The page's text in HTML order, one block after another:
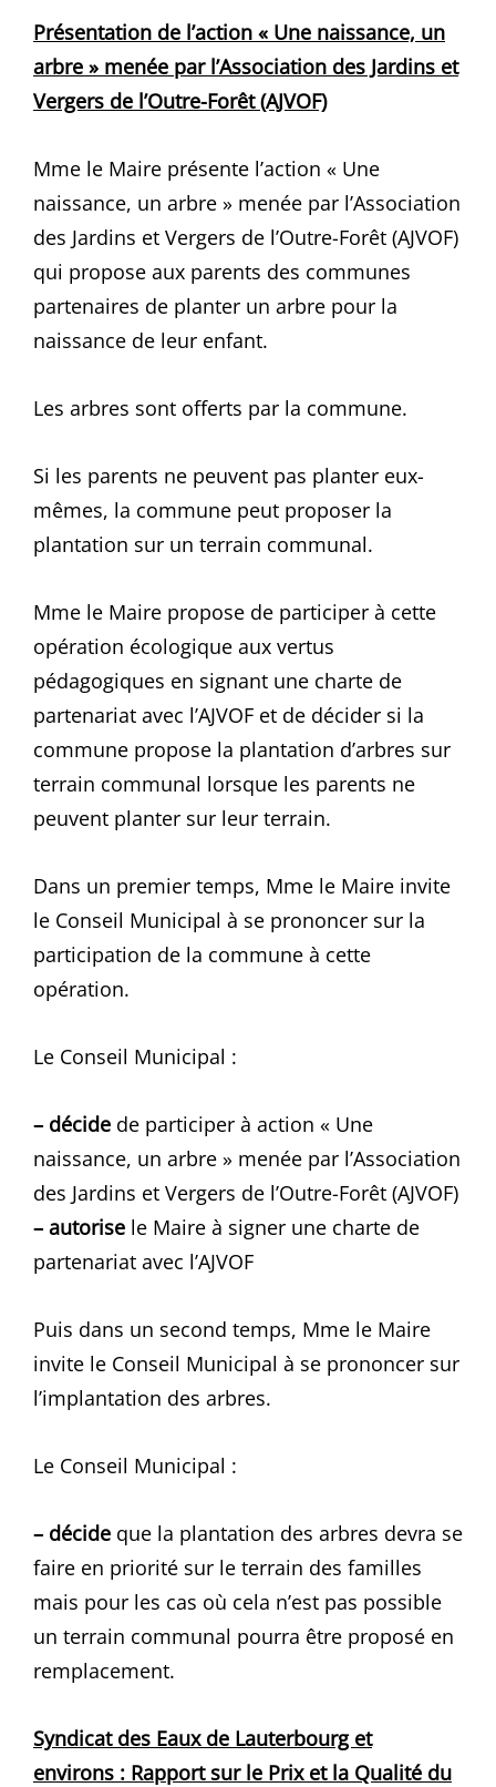
Présentation de l’action « Une naissance, un
arbre » menée par l’Association des Jardins et
Vergers de l’Outre-Forêt (AJVOF)
Mme le Maire présente l’action « Une
naissance, un arbre » menée par l’Association
des Jardins et Vergers de l’Outre-Forêt (AJVOF)
qui propose aux parents des communes
partenaires de planter un arbre pour la
naissance de leur enfant.
Les arbres sont offerts par la commune.
Si les parents ne peuvent pas planter eux-
mêmes, la commune peut proposer la
plantation sur un terrain communal.
Mme le Maire propose de participer à cette
opération écologique aux vertus
pédagogiques en signant une charte de
partenariat avec l’AJVOF et de décider si la
commune propose la plantation d’arbres sur
terrain communal lorsque les parents ne
peuvent planter sur leur terrain.
Dans un premier temps, Mme le Maire invite
le Conseil Municipal à se prononcer sur la
participation de la commune à cette
opération.
Le Conseil Municipal :
– décide de participer à action « Une
naissance, un arbre » menée par l’Association
des Jardins et Vergers de l’Outre-Forêt (AJVOF)
– autorise le Maire à signer une charte de
partenariat avec l’AJVOF
Puis dans un second temps, Mme le Maire
invite le Conseil Municipal à se prononcer sur
l’implantation des arbres.
Le Conseil Municipal :
– décide que la plantation des arbres devra se
faire en priorité sur le terrain des familles
mais pour les cas où cela n’est pas possible
un terrain communal pourra être proposé en
remplacement.
Syndicat des Eaux de Lauterbourg et
environs : Rapport sur le Prix et la Qualité du